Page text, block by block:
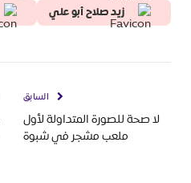
زيد صلاح أبو علي
السابق
لا صحة للصورة المتداولة لأول
ملعب مشجر في شبوة